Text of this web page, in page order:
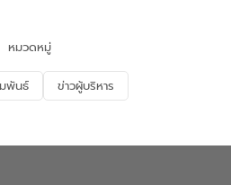
ด้านน้ำของประเทศ และเตรียมความพร้อม
รองรับการเติบโตของเมือง รวมถึงการ
ลงทุนในอุตสาหกรรมแห่งอนาคต ตลอดจน
มุ่งตอบโจทย์ความท้าทายจากวิกฤตการ
ในครั้งนี้เป็นการดึงจุดแข็งและความ
หมวดหมู่
พันธ์ ข่าวผู้บริหาร